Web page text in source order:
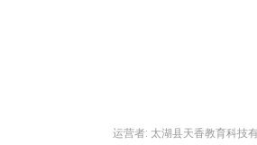
运营者: 太湖县天香教育科技